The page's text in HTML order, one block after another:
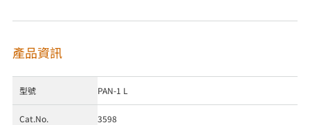
產品資訊
型號 PAN-1 L
Cat.No. 3598